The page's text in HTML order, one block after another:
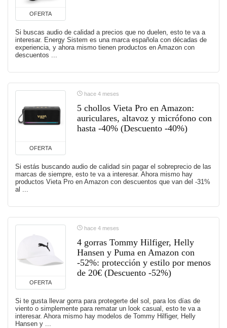
OFERTA
Si buscas audio de calidad a precios que no duelen, esto te va a
interesar. Energy Sistem es una marca española con décadas de
experiencia, y ahora mismo tienen productos en Amazon con
descuentos ...
OFERTA
hace 4 meses
5 chollos Vieta Pro en Amazon:
auriculares, altavoz y micrófono con
hasta -40% (Descuento -40%)
Si estás buscando audio de calidad sin pagar el sobreprecio de las
marcas de siempre, esto te va a interesar. Ahora mismo hay
productos Vieta Pro en Amazon con descuentos que van del -31%
al ...
OFERTA
hace 4 meses
4 gorras Tommy Hilfiger, Helly
Hansen y Puma en Amazon con
-52%: protección y estilo por menos
de 20€ (Descuento -52%)
Si te gusta llevar gorra para protegerte del sol, para los días de
viento o simplemente para rematar un look casual, esto te va a
interesar. Ahora mismo hay modelos de Tommy Hilfiger, Helly
Hansen y ...